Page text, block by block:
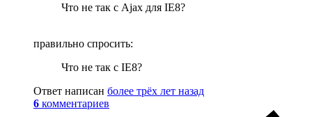
Что не так с Ajax для IE8?
правильно спросить:
Что не так с IE8?
Ответ написан более трёх лет назад
6 комментариев